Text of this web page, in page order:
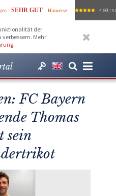
SEHR GUT Hinweise 4.93 /
der
Mehr
.
FC Bayern
Thomas
sein